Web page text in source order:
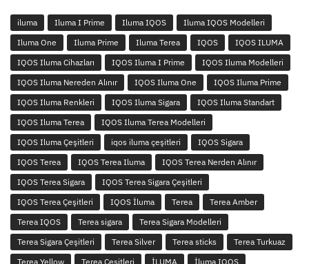
iluma Iluma I Prime Iluma IQOS
Iluma IQOS Modelleri
Iluma One
Iluma Prime Iluma Terea IQOS
IQOS ILUMA
IQOS Iluma Cihazları
IQOS Iluma I Prime
IQOS Iluma Modelleri
IQOS Iluma Nereden Alınır
IQOS Iluma One
IQOS Iluma Prime
IQOS Iluma Renkleri
IQOS Iluma Sigara
IQOS Iluma Standart
IQOS Iluma Terea
IQOS Iluma Terea Modelleri
IQOS Iluma Çeşitleri
iqos iluma çeşitleri
IQOS Sigara
IQOS Terea
IQOS Terea Iluma
IQOS Terea Nerden Alınır
IQOS Terea Sigara
IQOS Terea Sigara Çeşitleri
IQOS Terea Çeşitleri
IQOS İluma Terea
Terea Amber
Terea IQOS
Terea sigara
Terea Sigara Modelleri
Terea Sigara Çeşitleri
Terea Silver Terea sticks
Terea Turkuaz
Terea Yellow
Terea Çeşitleri İLUMA
İluma IQOS